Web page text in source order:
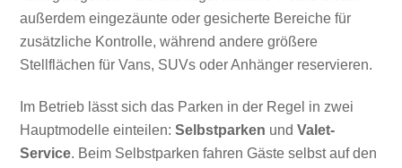
außerdem eingezäunte oder gesicherte Bereiche für
zusätzliche Kontrolle, während andere größere
Stellflächen für Vans, SUVs oder Anhänger reservieren.
Im Betrieb lässt sich das Parken in der Regel in zwei
Hauptmodelle einteilen:Selbstparken undValet-
Service. Beim Selbstparken fahren Gäste selbst auf den